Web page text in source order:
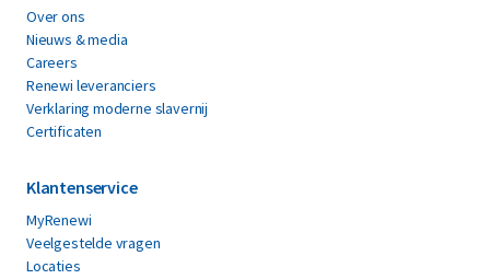
Over ons
Nieuws & media
Careers
Renewi leveranciers
Verklaring moderne slavernij
Certificaten
Klantenservice
MyRenewi
Veelgestelde vragen
Locaties